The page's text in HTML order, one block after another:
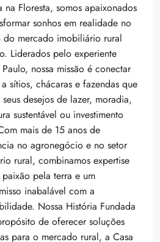
na Floresta, somos apaixonados
sonhos em realidade no
do mercado imobiliário rural
Liderados pelo experiente
nossa missão é conectar
a sítios, chácaras e fazendas que
desejos de lazer, moradia,
sustentável ou investimento
mais de 15 anos de
no agronegócio e no setor
rural, combinamos expertise
pela terra e um
inabalável com a
Nossa História Fundada
de oferecer soluções
para o mercado rural, a Casa